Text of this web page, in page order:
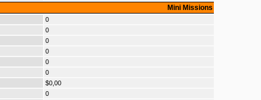
Mini Missions
0
0
0
0
0
0
$0,00
0